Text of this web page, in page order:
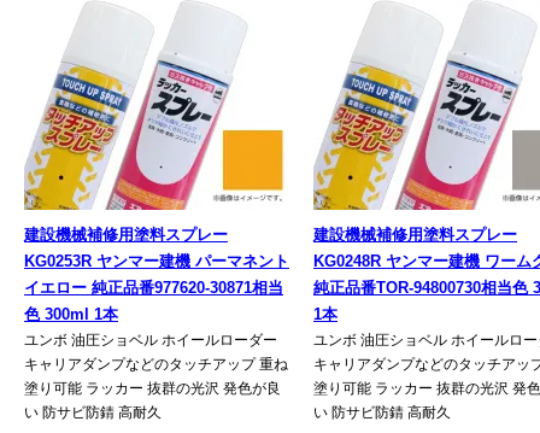
建設機械補修用塗料スプレー
KG0253R ヤンマー建機 パーマネント
イエロー 純正品番977620-30871相当
色 300ml 1本
ユンボ 油圧ショベル ホイールローダー
キャリアダンプなどのタッチアップ 重ね
塗り可能 ラッカー 抜群の光沢 発色が良
い 防サビ防錆 高耐久
建設機械補修用塗料スプレー
KG0248R ヤンマー建機 ワーム
純正品番TOR-94800730相当色
1本
ユンボ 油圧ショベル ホイールロ
キャリアダンプなどのタッチアッ
塗り可能 ラッカー 抜群の光沢 発
い 防サビ防錆 高耐久